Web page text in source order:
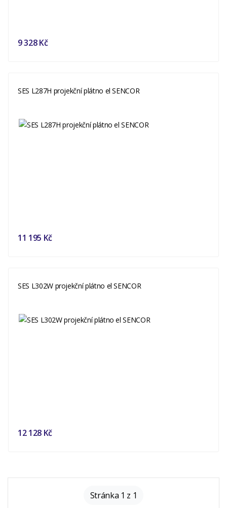
9 328 Kč
SES L287H projekční plátno el SENCOR
11 195 Kč
SES L302W projekční plátno el SENCOR
12 128 Kč
Stránka 1 z 1